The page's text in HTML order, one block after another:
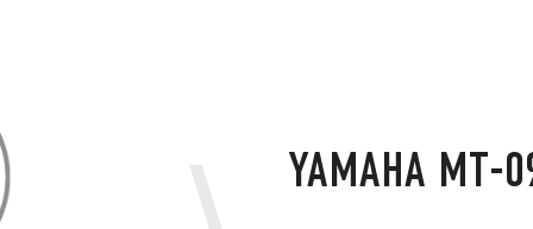
YAMAHA MT-